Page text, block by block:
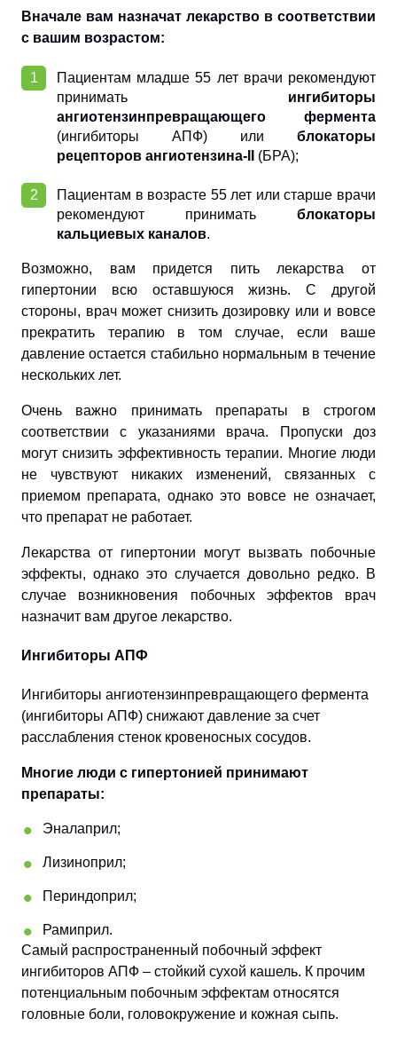
Вначале вам назначат лекарство в соответствии
с вашим возрастом:
Пациентам младше 55 лет врачи рекомендуют
принимать ингибиторы
ангиотензинпревращающего фермента
(ингибиторы АПФ) или блокаторы
рецепторов ангиотензина-II
(БРА);
Пациентам в возрасте 55 лет или старше врачи
рекомендуют принимать блокаторы
кальциевых каналов.
Возможно, вам придется пить лекарства от
гипертонии всю оставшуюся жизнь. С другой
стороны, врач может снизить дозировку или и вовсе
прекратить терапию в том случае, если ваше
давление остается стабильно нормальным в течение
нескольких лет.
Очень важно принимать препараты в строгом
соответствии с указаниями врача. Пропуски доз
могут снизить эффективность терапии. Многие люди
не чувствуют никаких изменений, связанных с
приемом препарата, однако это вовсе не означает,
что препарат не работает.
Лекарства от гипертонии могут вызвать побочные
эффекты, однако это случается довольно редко. В
случае возникновения побочных эффектов врач
назначит вам другое лекарство.
Ингибиторы АПФ
Ингибиторы ангиотензинпревращающего фермента
(ингибиторы АПФ) снижают давление за счет
расслабления стенок кровеносных сосудов.
Многие люди с гипертонией принимают
препараты:
Эналаприл;
Лизиноприл;
Периндоприл;
Рамиприл.
Самый распространенный побочный эффект
ингибиторов АПФ – стойкий сухой кашель. К прочим
потенциальным побочным эффектам относятся
головные боли, головокружение и кожная сыпь.